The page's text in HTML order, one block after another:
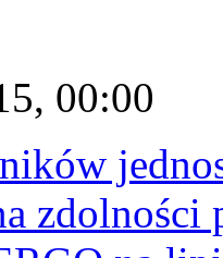
00:00
zdolności